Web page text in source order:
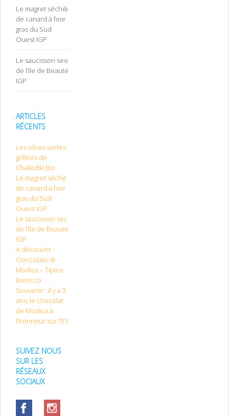
Le magret séché
de canard à foie
gras du Sud
Ouest IGP
Le saucisson sec
de l’Ile de Beauté
IGP
ARTICLES
RÉCENTS
Les olives vertes
grillées de
Chalkidiki Bio
Le magret séché
de canard à foie
gras du Sud
Ouest IGP
Le saucisson sec
de l’Ile de Beauté
IGP
A découvrir :
Cioccolato di
Modica – Tipico
Barocco
Souvenir : il y a 3
ans, le chocolat
de Modica à
l’honneur sur TF1
SUIVEZ NOUS
SUR LES
RÉSEAUX
SOCIAUX